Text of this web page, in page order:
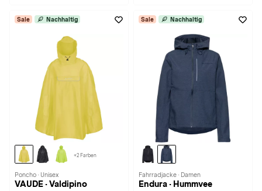
Sale Nachhaltig
+2 Farben
Poncho · Unisex
VAUDE · Valdipino
Sale Nachhaltig
Fahrradjacke · Damen
Endura · Hummvee